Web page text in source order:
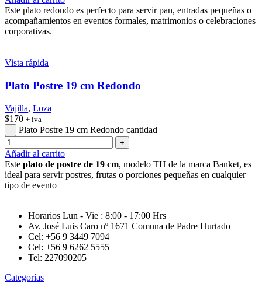
Este plato redondo es perfecto para servir pan, entradas pequeñas o
acompañamientos en eventos formales, matrimonios o celebraciones
corporativas.
Vista rápida
Plato Postre 19 cm Redondo
Vajilla, Loza
$170 + iva
Plato Postre 19 cm Redondo cantidad
Añadir al carrito
Este plato de postre de 19 cm, modelo TH de la marca Banket, es
ideal para servir postres, frutas o porciones pequeñas en cualquier
tipo de evento
Horarios Lun - Vie : 8:00 - 17:00 Hrs
Av. José Luis Caro nº 1671 Comuna de Padre Hurtado
Cel: +56 9 3449 7094
Cel: +56 9 6262 5555
Tel: 227090205
Categorías